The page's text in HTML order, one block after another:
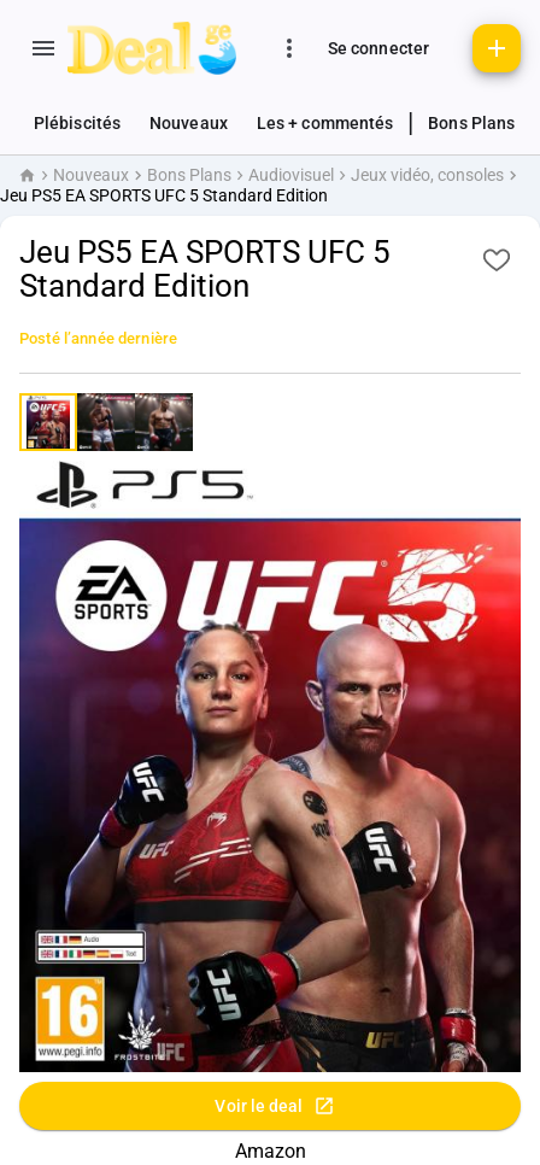
Se connecter
Plébiscités Nouveaux Les + commentés Bons Plans
AccueilNouveaux Bons Plans Audiovisuel
Jeux vidéo, consoles
Jeu PS5 EA SPORTS UFC 5 Standard Edition
Jeu PS5 EA SPORTS UFC 5
Standard Edition
Posté l’année dernière
Voir le deal
Amazon